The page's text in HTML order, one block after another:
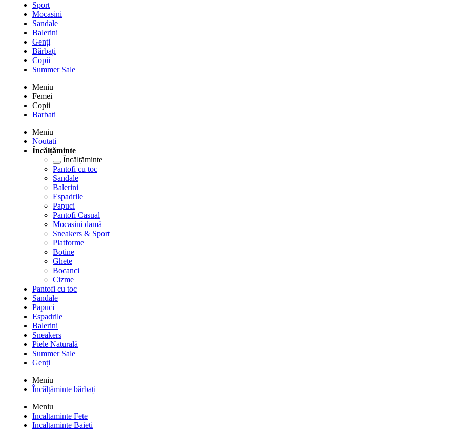
Sport
Mocasini
Sandale
Balerini
Genți
Bărbați
Copii
Summer Sale
Meniu
Femei
Copii
Barbati
Meniu
Noutati
Încălțăminte
Încălțăminte
Pantofi cu toc
Sandale
Balerini
Espadrile
Papuci
Pantofi Casual
Mocasini damă
Sneakers & Sport
Platforme
Botine
Ghete
Bocanci
Cizme
Pantofi cu toc
Sandale
Papuci
Espadrile
Balerini
Sneakers
Piele Naturală
Summer Sale
Genți
Meniu
Încălțăminte bărbați
Meniu
Incaltaminte Fete
Incaltaminte Baieti